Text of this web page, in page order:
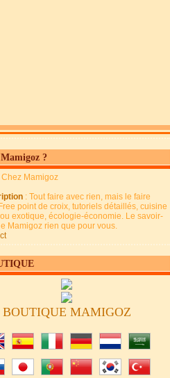
?
Chez Mamigoz
: Tout faire avec rien, mais le faire
point de croix, tutoriels détaillés, cuisine
exotique, écologie-économie. Le savoir-
Mamigoz rien que pour vous.
BOUTIQUE MAMIGOZ